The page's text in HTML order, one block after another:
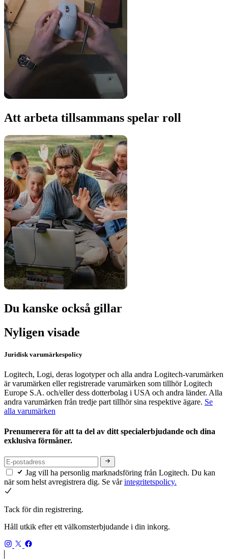
Att arbeta tillsammans spelar roll
Du kanske också gillar
Nyligen visade
Juridisk varumärkespolicy
Logitech, Logi, deras logotyper och alla andra Logitech-varumärken
är varumärken eller registrerade varumärken som tillhör Logitech
Europe S.A. och/eller dess dotterbolag i USA och andra länder. Alla
andra varumärken från tredje part tillhör sina respektive ägare. Se
alla varumärken
Prenumerera för att ta del av ditt specialerbjudande och dina
exklusiva förmåner.
Jag vill ha personlig marknadsföring från Logitech. Du kan
när som helst avregistrera dig. Se vårintegritetspolicy.
Tack för din registrering.
Håll utkik efter ett välkomsterbjudande i din inkorg.